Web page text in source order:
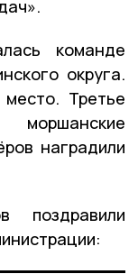
команде
округа.
Третье
наградили
поздравили